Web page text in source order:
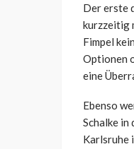
Der erste
kurzzeitig
Fimpel
Optionen
eine
Ebenso
Schalke
Karlsruhe